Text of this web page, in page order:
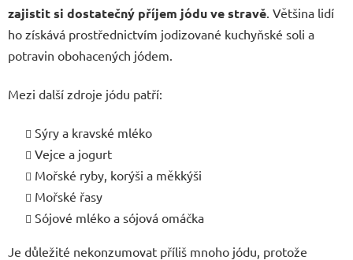
zajistit si dostatečný příjem jódu ve stravě . Většina lidí
ho získává prostřednictvím jodizované kuchyňské soli a
potravin obohacených jódem.
Mezi další zdroje jódu patří:
Sýry a kravské mléko
Vejce a jogurt
Mořské ryby, korýši a měkkýši
Mořské řasy
Sójové mléko a sójová omáčka
Je důležité nekonzumovat příliš mnoho jódu, protože